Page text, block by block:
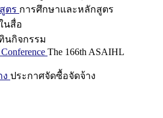
ตร การศึกษาและหลักสูตร
นสื่อ
นกิจกรรม
The 166th ASAIHL
ประกาศจัดซื้อจัดจ้าง